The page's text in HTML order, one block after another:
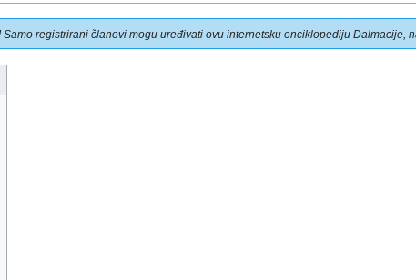
registrirani članovi mogu uređivati ovu internetsku enciklopediju Dalmacije,